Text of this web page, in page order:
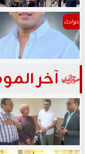
حوادث
آخر